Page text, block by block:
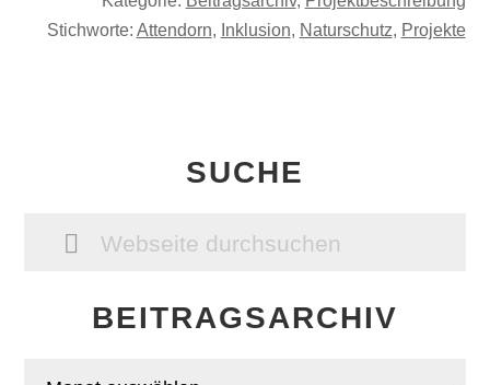
Stichworte: Attendorn, Inklusion, Naturschutz, Projekte
SUCHE
durchsuchen
BEITRAGSARCHIV